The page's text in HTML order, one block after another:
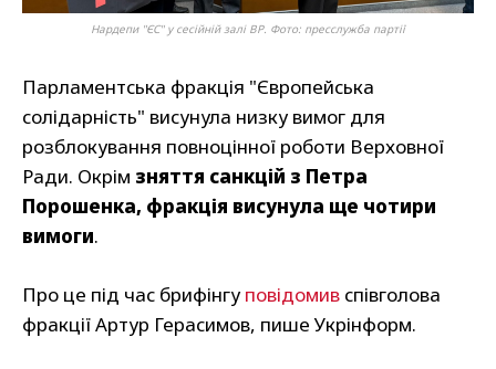
Нардепи "ЄС" у сесійній залі ВР. Фото: пресслужба партії
Парламентська фракція "Європейська
солідарність" висунула низку вимог для
розблокування повноцінної роботи Верховної
Ради. Окрім зняття санкцій з Петра
Порошенка, фракція висунула ще чотири
вимоги.
Про це під час брифінгу повідомив співголова
фракції Артур Герасимов, пише Укрінформ.